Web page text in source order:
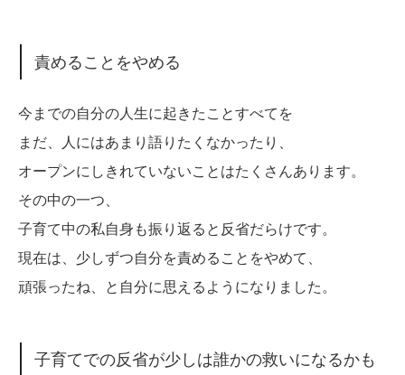
責めることをやめる
今までの自分の人生に起きたことすべてを
まだ、人にはあまり語りたくなかったり、
オープンにしきれていないことはたくさんあります。
その中の一つ、
子育て中の私自身も振り返ると反省だらけです。
現在は、少しずつ自分を責めることをやめて、
頑張ったね、と自分に思えるようになりました。
子育てでの反省が少しは誰かの救いになるかも